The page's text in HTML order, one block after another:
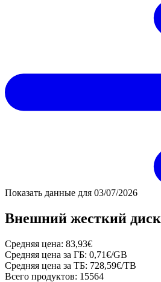
Показать данные для 03/07/2026
Внешний жесткий диск
Средняя цена: 83,93€
Средняя цена за ГБ: 0,71€/GB
Средняя цена за ТБ: 728,59€/TB
Всего продуктов: 15564